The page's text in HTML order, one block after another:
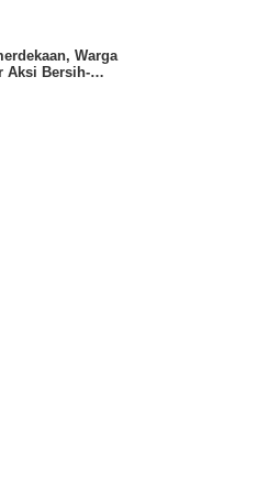
Warga
Aksi Bersih-